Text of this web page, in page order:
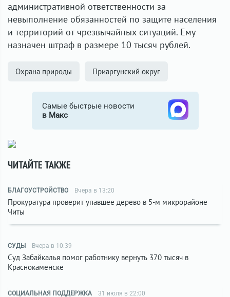
административной ответственности за
невыполнение обязанностей по защите населения
и территорий от чрезвычайных ситуаций. Ему
назначен штраф в размере 10 тысяч рублей.
Охрана природы Приаргунский округ
Самые быстрые новости
в Макс
ЧИТАЙТЕ ТАКЖЕ
БЛАГОУСТРОЙСТВО Вчера в 13:20
Прокуратура проверит упавшее дерево в 5-м микрорайоне
Читы
СУДЫ Вчера в 10:39
Суд Забайкалья помог работнику вернуть 370 тысяч в
Краснокаменске
СОЦИАЛЬНАЯ ПОДДЕРЖКА 31 июля в 22:00